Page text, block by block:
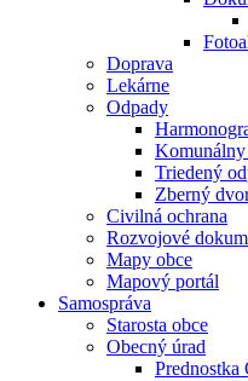
Doprava
Lekárne
Odpady
Komunálny
Triedený
Zberný
Civilná ochrana
Rozvojové
Mapy obce
Mapový portál
Samospráva
Starosta obce
Obecný úrad
Prednostka